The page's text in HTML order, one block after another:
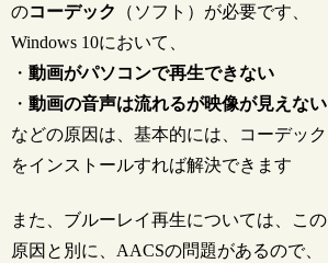
のコーデック
（ソフト）が必要です、
Windows 10において、
・動画がパソコンで再生できない
・動画の音声は流れるが映像が見えない
などの原因は、基本的には、コーデック
をインストールすれば解決できます
また、ブルーレイ再生については、この
原因と別に、AACSの問題があるので、